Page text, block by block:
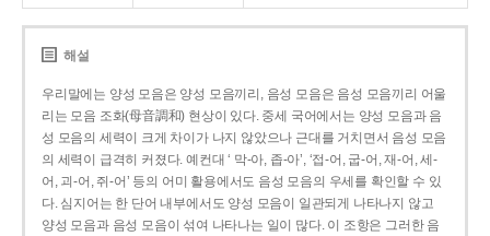
해설
우리말에는 양성 모음은 양성 모음끼리, 음성 모음은 음성 모음끼리 어울
리는 모음 조화(母音調和) 현상이 있다. 중세 국어에서는 양성 모음과 음
성 모음의 세력이 크게 차이가 나지 않았으나 근대를 거치면서 음성 모음
의 세력이 급격히 커졌다. 예컨대 ‘ 막-아, 좁-아’, ‘접-어, 굽-어, 재-어, 세-
어, 괴-어, 쥐-어’ 등의 어미 활용에서도 음성 모음의 우세를 확인할 수 있
다. 심지어는 한 단어 내부에서도 양성 모음이 일관되게 나타나지 않고
양성 모음과 음성 모음이 섞여 나타나는 일이 많다. 이 조항은 그러한 음